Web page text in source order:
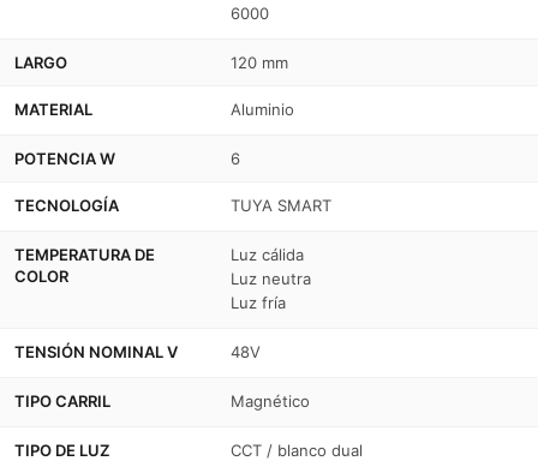
6000
LARGO 120 mm
MATERIAL Aluminio
POTENCIA W 6
TECNOLOGÍA TUYA SMART
TEMPERATURA DE
COLOR
Luz cálida
Luz neutra
Luz fría
TENSIÓN NOMINAL V 48V
TIPO CARRIL Magnético
TIPO DE LUZ CCT / blanco dual